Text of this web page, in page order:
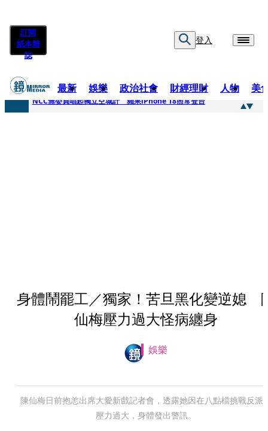
訂閱
紙本雜
誌
登入
最新 娛樂 政治社會 財經理財 人物 美
快訊
NCC無委員唱起獨立空城計 蘋果iPhone 18照常登台
身體鬧罷工／獨家！苦旦黑化變逆媳
仙梅壓力過大怪病纏身
娛樂
陳仙梅日前抱恙出席大愛新戲記者會，透露她因在八點檔挑戰反派
壓力過大，身體發出警訊。